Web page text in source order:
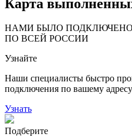
Карта
НАМИ БЫЛО ПОДКЛЮЧЕНО
ПО ВСЕЙ РОССИИ
163
29
99
48
Узнайте
Наши специалисты быстро
подключения по вашему
Узнать
Подберите